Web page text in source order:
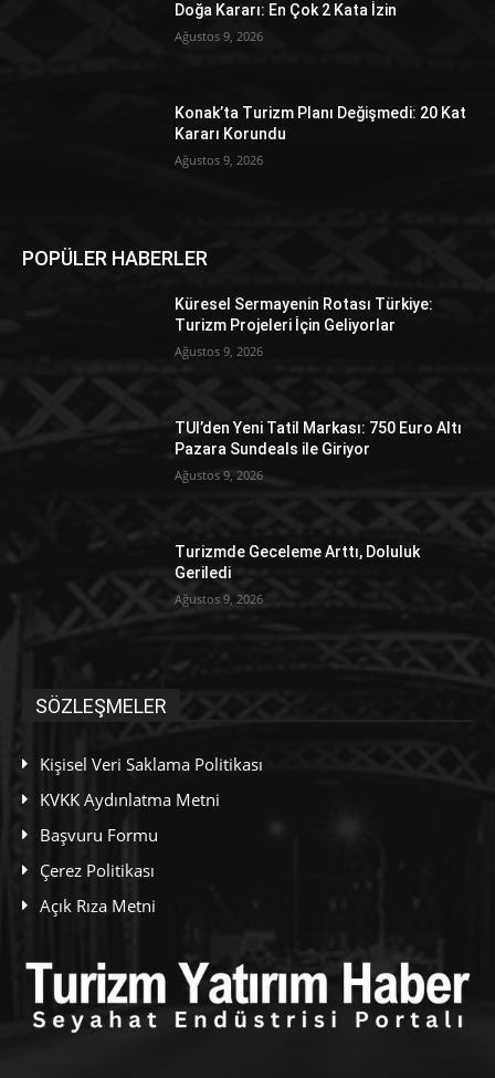
Doğa Kararı: En Çok 2 Kata İzin
Ağustos 9, 2026
Konak’ta Turizm Planı Değişmedi: 20 Kat
Kararı Korundu
Ağustos 9, 2026
POPÜLER HABERLER
Küresel Sermayenin Rotası Türkiye:
Turizm Projeleri İçin Geliyorlar
Ağustos 9, 2026
TUI’den Yeni Tatil Markası: 750 Euro Altı
Pazara Sundeals ile Giriyor
Ağustos 9, 2026
Turizmde Geceleme Arttı, Doluluk
Geriledi
Ağustos 9, 2026
SÖZLEŞMELER
Kişisel Veri Saklama Politikası
KVKK Aydınlatma Metni
Başvuru Formu
Çerez Politikası
Açık Rıza Metni